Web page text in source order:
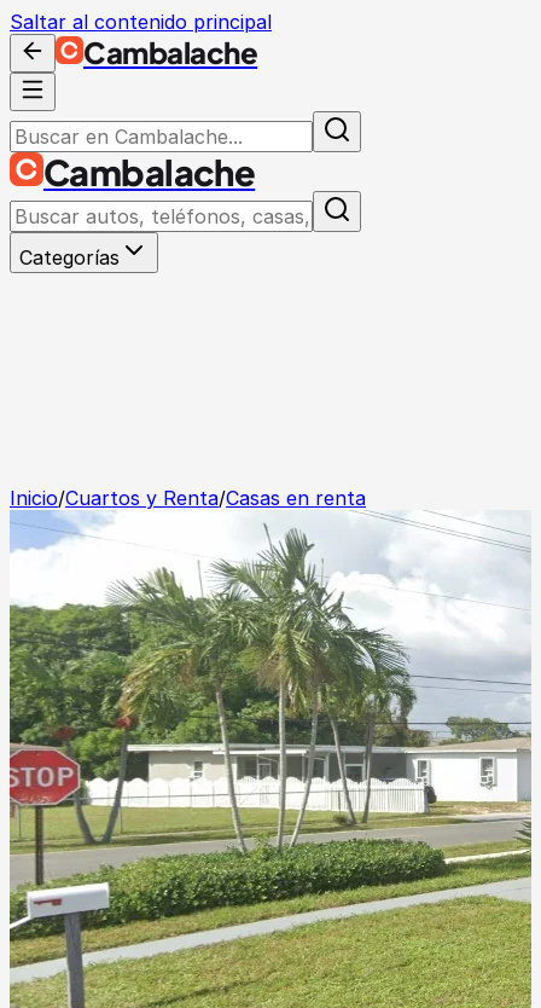
Saltar al contenido principal
Cambalache
Cambalache
Categorías
Inicio/Cuartos y Renta/Casas en renta